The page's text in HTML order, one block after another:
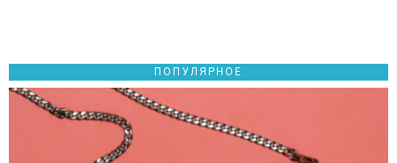
ПОПУЛЯРНОЕ